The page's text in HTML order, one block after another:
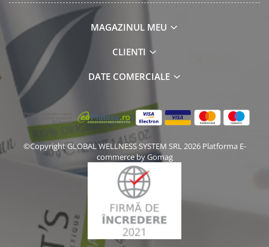
MAGAZINUL MEU
CLIENTI
DATE COMERCIALE
©Copyright GLOBAL WELLNESS SYSTEM SRL 2026 Platforma E-
commerce by Gomag